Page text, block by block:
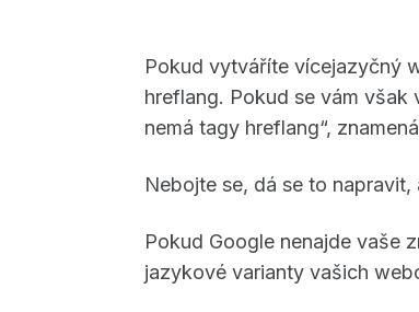
Pokud vytváříte vícejazyčný
hreflang. Pokud se vám však
nemá tagy hreflang“,
Nebojte se, dá se to napravit,
Pokud Google nenajde vaše
jazykové varianty vašich